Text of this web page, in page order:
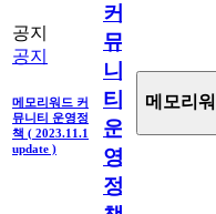
공지
공지
메모리워드 커
뮤니티 운영정
책 ( 2023.11.1
update )
커
뮤
니
티
운
영
정
메모리